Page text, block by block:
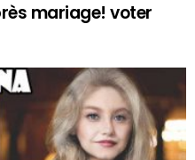
mariage! voter